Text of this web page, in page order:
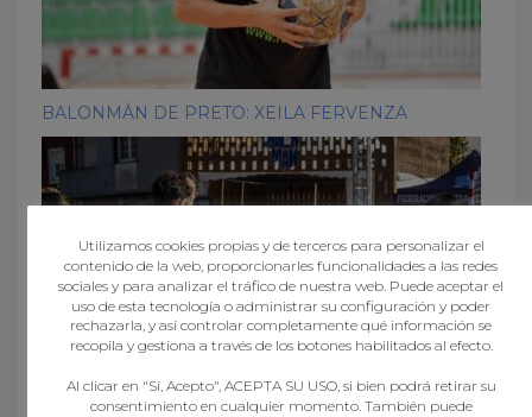
BALONMÁN DE PRETO: XEILA FERVENZA
Utilizamos cookies propias y de terceros para personalizar el
contenido de la web, proporcionarles funcionalidades a las redes
sociales y para analizar el tráfico de nuestra web. Puede aceptar el
uso de esta tecnología o administrar su configuración y poder
rechazarla, y así controlar completamente qué información se
recopila y gestiona a través de los botones habilitados al efecto.
Al clicar en "Sí, Acepto", ACEPTA SU USO, si bien podrá retirar su
consentimiento en cualquier momento. También puede